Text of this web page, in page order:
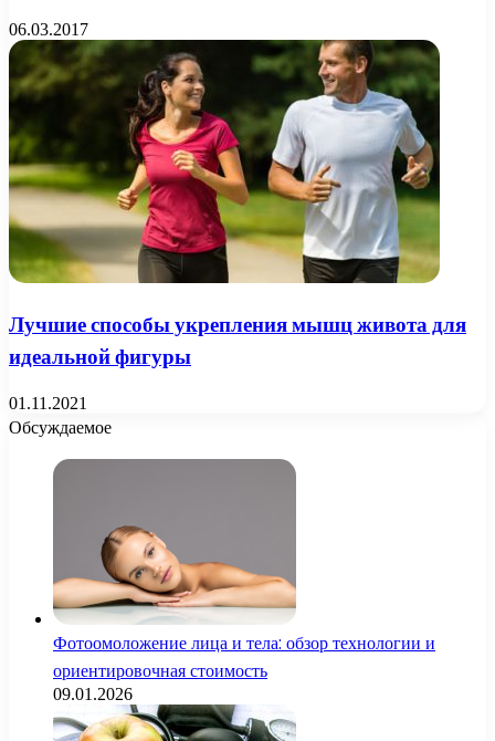
06.03.2017
Лучшие способы укрепления мышц живота для
идеальной фигуры
01.11.2021
Обсуждаемое
Фотоомоложение лица и тела: обзор технологии и
ориентировочная стоимость
09.01.2026